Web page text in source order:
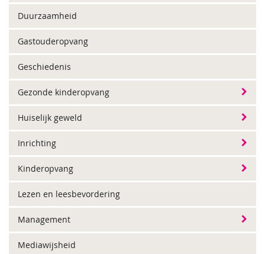
Duurzaamheid
Gastouderopvang
Geschiedenis
Gezonde kinderopvang
Huiselijk geweld
Inrichting
Kinderopvang
Lezen en leesbevordering
Management
Mediawijsheid